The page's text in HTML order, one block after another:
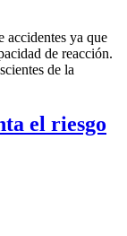
accidentes ya que
de reacción.
de la
el riesgo